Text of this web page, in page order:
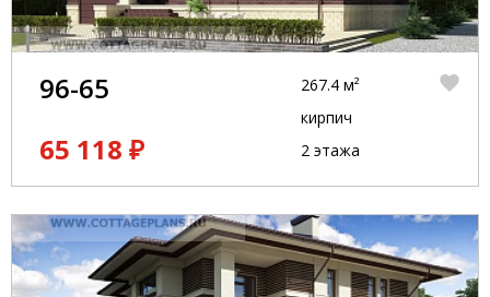
96-65
65 118 ₽
267.4 м²
кирпич
2 этажа